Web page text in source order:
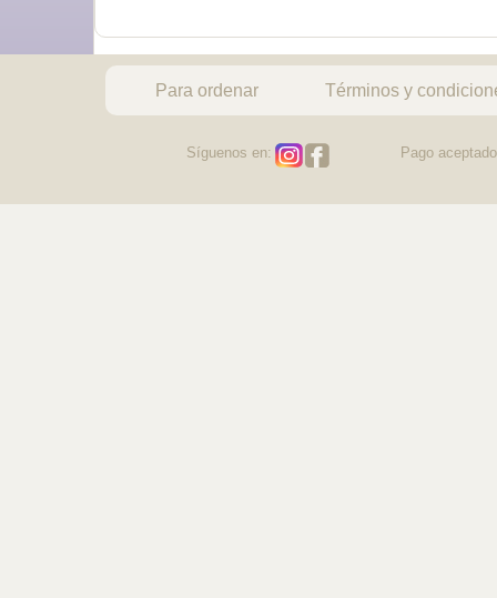
Para ordenar Términos y
Síguenos en: Pago